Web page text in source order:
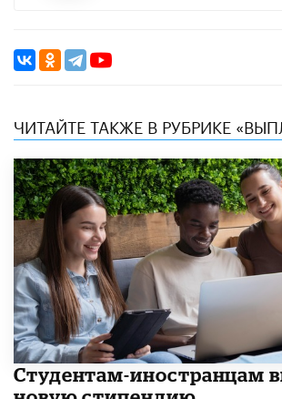
ЧИТАЙТЕ ТАКЖЕ В РУБРИКЕ
Студентам-иностранцам